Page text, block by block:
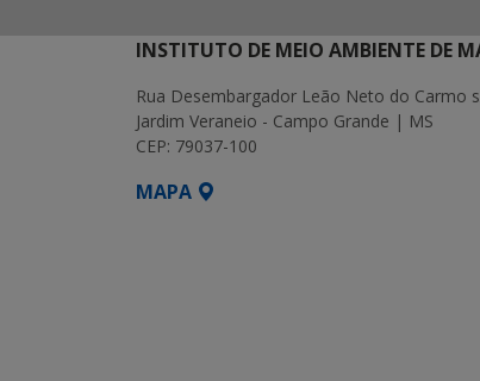
INSTITUTO DE MEIO AMBIENTE DE
Rua Desembargador Leão Neto do Carmo
Jardim Veraneio - Campo Grande | MS
CEP: 79037-100
MAPA